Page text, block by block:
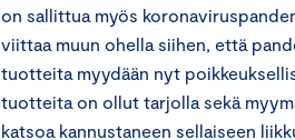
on sallittua myös
viittaa muun ohella siihen, että
tuotteita myydään nyt
tuotteita on ollut tarjolla sekä
katsoa kannustaneen sellaiseen